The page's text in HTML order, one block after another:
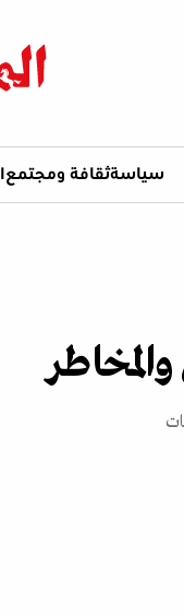
سياسةثقافة ومجتمع